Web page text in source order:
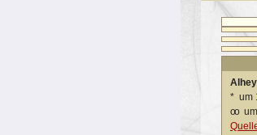
* um
oo